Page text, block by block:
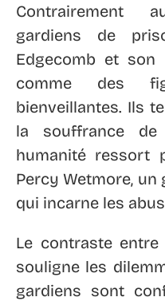
Contrairement
gardiens de
Edgecomb et son
comme des
bienveillantes. Ils
la souffrance de
humanité ressort
Percy Wetmore,
qui incarne les
Le contraste
souligne les
gardiens sont